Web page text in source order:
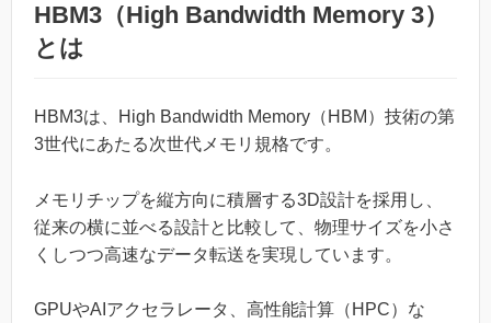
HBM3（High Bandwidth Memory 3）
とは
HBM3は、High Bandwidth Memory（HBM）技術の第
3世代にあたる次世代メモリ規格です。
メモリチップを縦方向に積層する3D設計を採用し、
従来の横に並べる設計と比較して、物理サイズを小さ
くしつつ高速なデータ転送を実現しています。
GPUやAIアクセラレータ、高性能計算（HPC）な